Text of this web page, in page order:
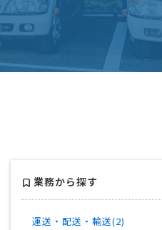
業務から探す
運送・配送・輸送(2)